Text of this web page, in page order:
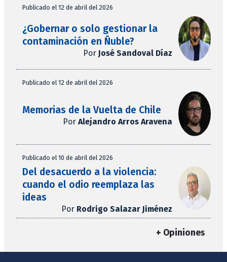
Publicado el 12 de abril del 2026
¿Gobernar o solo gestionar la
contaminación en Ñuble?
Por José Sandoval Díaz
Publicado el 12 de abril del 2026
Memorias de la Vuelta de Chile
Por Alejandro Arros Aravena
Publicado el 10 de abril del 2026
Del desacuerdo a la violencia:
cuando el odio reemplaza las
ideas
Por Rodrigo Salazar Jiménez
+ Opiniones